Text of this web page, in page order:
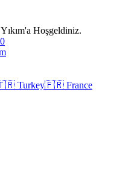
Hoşgeldiniz.
Turkey🇫🇷 France